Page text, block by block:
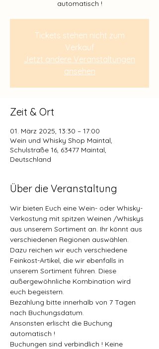
Tickets stehen nicht zum
Verkauf
Jetzt andere Veranstaltungen
ansehen
Zeit & Ort
01. März 2025, 13:30 – 17:00
Wein und Whisky Shop Maintal,
Schulstraße 16, 63477 Maintal,
Deutschland
Über die Veranstaltung
Wir bieten Euch eine Wein- oder Whisky-
Verkostung mit spitzen Weinen /Whiskys
aus unserem Sortiment an. Ihr könnt aus
verschiedenen Regionen auswählen.
Dazu reichen wir euch verschiedene
Feinkost-Artikel, die wir ebenfalls in
unserem Sortiment führen. Diese
außergewöhnliche Kombination wird
euch begeistern.
Bezahlung bitte innerhalb von 7 Tagen
nach Buchungsdatum.
Ansonsten erlischt die Buchung
automatisch !
Buchungen sind verbindlich ! Keine